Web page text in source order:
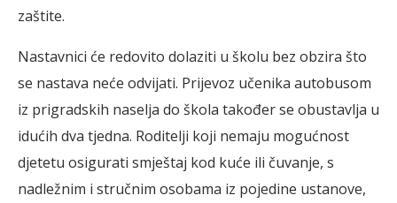
zaštite.
Nastavnici će redovito dolaziti u školu bez obzira što
se nastava neće odvijati. Prijevoz učenika autobusom
iz prigradskih naselja do škola također se obustavlja u
idućih dva tjedna. Roditelji koji nemaju mogućnost
djetetu osigurati smještaj kod kuće ili čuvanje, s
nadležnim i stručnim osobama iz pojedine ustanove,